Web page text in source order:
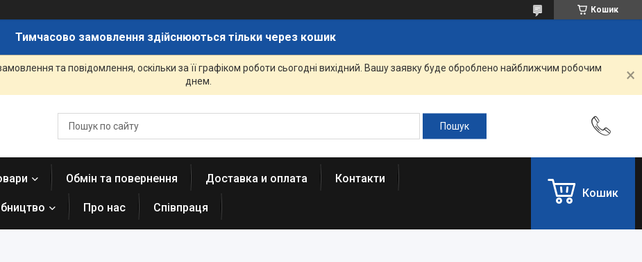
Кошик
Тимчасово замовлення здійснюються тільки через кошик
та повідомлення, оскільки за її графіком роботи сьогодні вихідний. Вашу заявку буде оброблено найближчим робочим
днем.
Обмін та повернення Доставка и оплата Контакти
Про нас Співпраця
Кошик